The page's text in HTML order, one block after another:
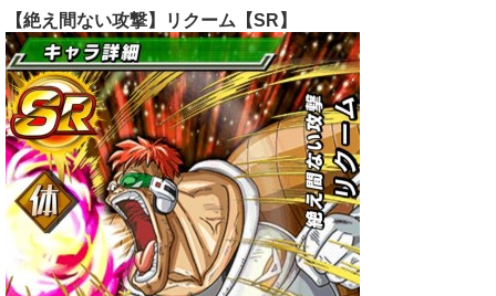
【絶え間ない攻撃】リクーム【SR】